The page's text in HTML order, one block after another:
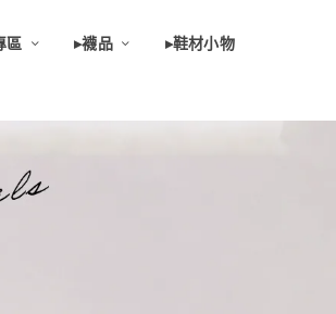
區 ▸襪品 ▸鞋材小物